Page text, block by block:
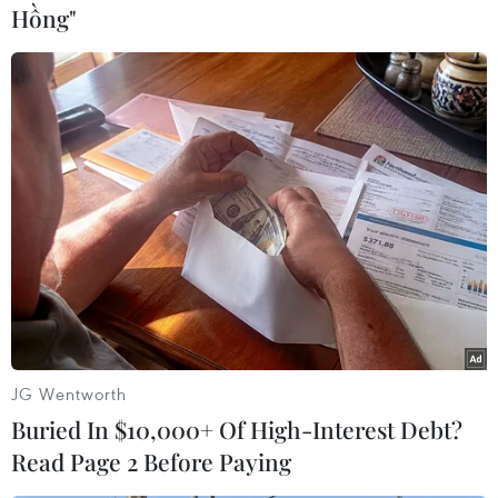
Học sinh Nguyễn Thị Liên (Hà Nội) cười tươi
nói: “Ôn thi môn Văn, chúng em đã đoán rằng
thế nào cũng có yêu cầu về tác phẩm liên quan
đến Hà Nội vì năm nay kỷ niệm 1.000 năm
Thăng Long-Hà Nội.”
Nhận định về đề thi Văn, cô Ngô Thị Lan Anh,
giáo viên dạy Văn trường Trung học phổ thông
Trần Phú-Hoàn Kiếm (Hà Nội) cho biết: “Đề Văn
cao đẳng dễ hơn đề thi đại học là đương nhiên
nhưng nếu xem xét kỹ sẽ thấy đề vẫn chạm đến
những miền khác nhau của chương trình.”
Cụ thể, câu yêu cầu học sinh nói ngắn gọn về cái
tôi trữ trình trong bài thơ“Vội vàng”của nhà thơ
Xuân Diệu, theo cô Lan Anh câu hỏi này hơi khó
Hồng"
JG Wentworth
Buried In $10,000+ Of High-Interest Debt?
Read Page 2 Before Paying